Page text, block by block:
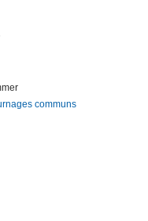
communs